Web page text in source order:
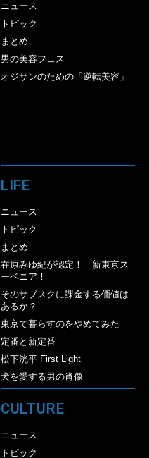
ニュース
トピック
まとめ
男の美容フェス
オジサンのための「逆転美容」
LIFE
ニュース
トピック
まとめ
在原みゆ紀が認定！ 新東京ス
ーベニア！
そのサブスクに課金する価値は
あるか？
東京で暮らすのをやめてみた
定番と新定番
松下洸平 First Light
犬を愛する男の肖像
CULTURE
ニュース
トピック